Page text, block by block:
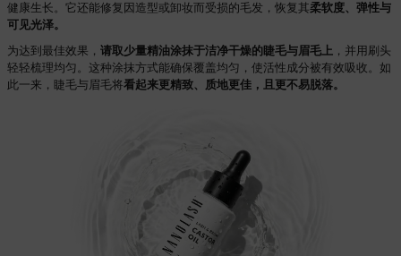
健康生长。它还能修复因造型或卸妆而受损的毛发，恢复其柔软度、弹性与
可见光泽。
为达到最佳效果， 请取少量精油涂抹于洁净干燥的睫毛与眉毛上，并用刷头
轻轻梳理均匀。这种涂抹方式能确保覆盖均匀，使活性成分被有效吸收。如
此一来，睫毛与眉毛将看起来更精致、质地更佳，且更不易脱落。